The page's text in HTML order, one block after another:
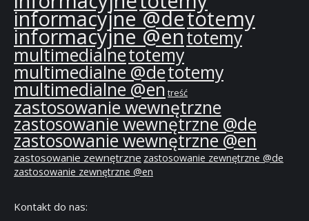
informacyjne @detotemy
informacyjne @entotemy
multimedialnetotemy
multimedialne @detotemy
multimedialne @entreść
zastosowanie wewnętrzne
zastosowanie wewnętrzne @de
zastosowanie wewnętrzne @en
zastosowanie zewnętrzne zastosowanie zewnętrzne @de
zastosowanie zewnętrzne @en
Kontakt do nas: